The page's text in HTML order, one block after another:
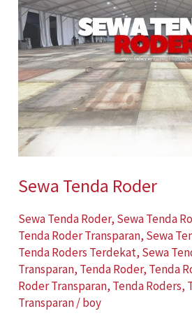
Sewa Tenda Roder
Sewa Tenda Roder, Sewa Tenda
Tenda Roder Transparan, Sewa
Tenda Roders Terdekat, Sewa
Transparan, Tenda Roder, Tenda
Roder Transparan, Tenda Roders,
Transparan/boy
Roder